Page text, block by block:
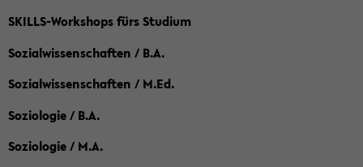
SKILLS-Workshops fürs Studium
Sozialwissenschaften / B.A.
Sozialwissenschaften / M.Ed.
Soziologie / B.A.
Soziologie / M.A.